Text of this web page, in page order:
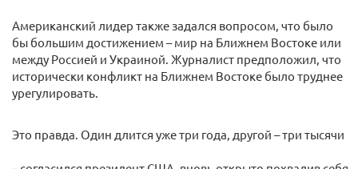
Американский лидер также задался вопросом, что было
бы большим достижением – мир на Ближнем Востоке или
между Россией и Украиной. Журналист предположил, что
исторически конфликт на Ближнем Востоке было труднее
урегулировать.
Это правда. Один длится уже три года, другой – три тысячи